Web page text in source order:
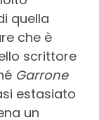
quella
che è
scrittore
Garrone
estasiato
un